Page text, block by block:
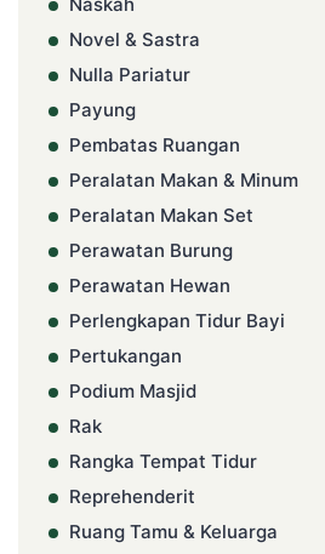
Novel & Sastra
Nulla Pariatur
Payung
Pembatas Ruangan
Peralatan Makan & Minum
Peralatan Makan Set
Perawatan Burung
Perawatan Hewan
Perlengkapan Tidur Bayi
Pertukangan
Podium Masjid
Rak
Rangka Tempat Tidur
Reprehenderit
Ruang Tamu & Keluarga